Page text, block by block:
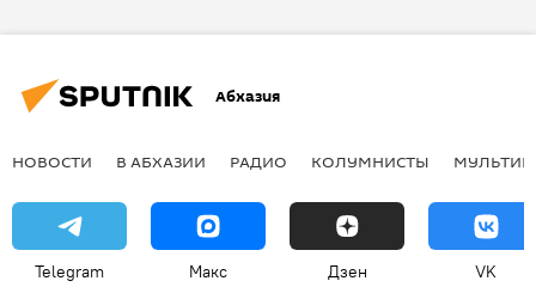
Абхазия
НОВОСТИ В АБХАЗИИ РАДИО КОЛУМНИСТЫ
Telegram Макс Дзен VK